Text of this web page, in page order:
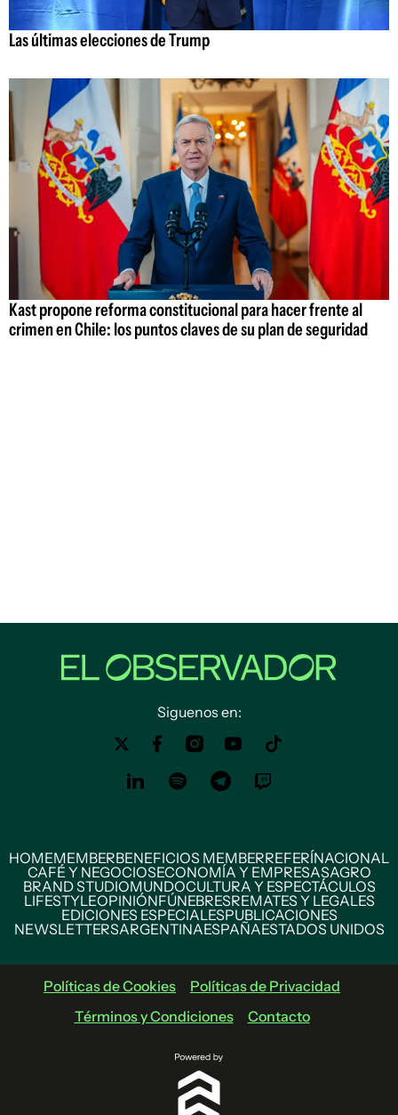
Las últimas elecciones de Trump
Kast propone reforma constitucional para hacer frente al
crimen en Chile: los puntos claves de su plan de seguridad
Siguenos en:
HOMEMEMBERBENEFICIOS MEMBERREFERÍNACIONAL
CAFÉ Y NEGOCIOSECONOMÍA Y EMPRESASAGRO
BRAND STUDIOMUNDOCULTURA Y ESPECTÁCULOS
LIFESTYLEOPINIÓNFÚNEBRESREMATES Y LEGALES
EDICIONES ESPECIALESPUBLICACIONES
NEWSLETTERSARGENTINAESPAÑAESTADOS UNIDOS
Políticas de Cookies
Políticas de Privacidad
Términos y Condiciones
Contacto